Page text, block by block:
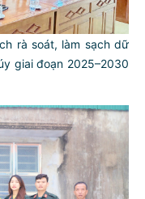
rà soát, làm sạch dữ
giai đoạn 2025–2030